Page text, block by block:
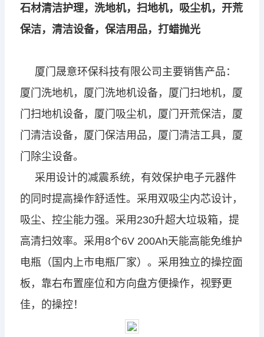
石材清洁护理，洗地机，扫地机，吸尘机，开荒
保洁，清洁设备，保洁用品，打蜡抛光
厦门晟意环保科技有限公司主要销售产品：
厦门洗地机，厦门洗地机设备，厦门扫地机，厦
门扫地机设备，厦门吸尘机，厦门开荒保洁，厦
门清洁设备，厦门保洁用品，厦门清洁工具，厦
门除尘设备。
采用设计的减震系统，有效保护电子元器件
的同时提高操作舒适性。 采用双吸尘内芯设计，
吸尘、控尘能力强。 采用230升超大垃圾箱，提
高清扫效率。 采用8个6V 200Ah天能高能免维护
电瓶（国内上市电瓶厂家）。 采用独立的操控面
板，靠右布置座位和方向盘方便操作，视野更
佳，的操控！